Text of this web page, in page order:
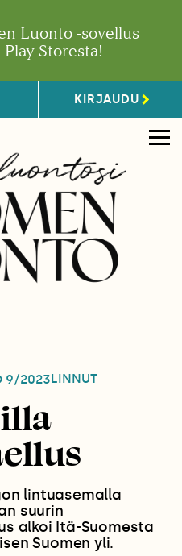
Luonto -sovellus
Storesta!
KIRJAUDU
9/2023LINNUT
lintuasemalla
suurin
alkoi Itä-Suomesta
Suomen yli.